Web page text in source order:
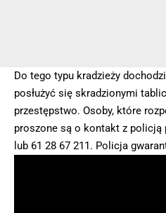
Do tego typu kradzieży
posłużyć się skradzionymi
przestępstwo. Osoby, które
proszone są o kontakt z policją
lub 61 28 67 211. Policja